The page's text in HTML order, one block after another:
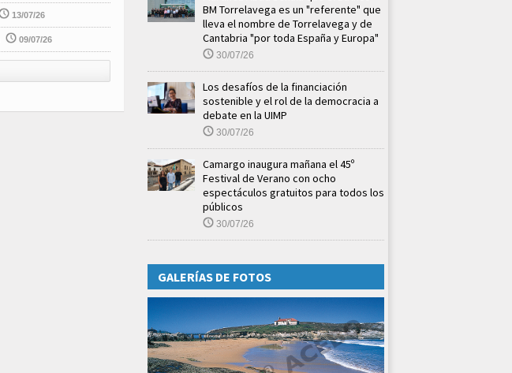
13/07/26
09/07/26
BM Torrelavega es un "referente" que
lleva el nombre de Torrelavega y de
Cantabria "por toda España y Europa"
30/07/26
Los desafíos de la financiación
sostenible y el rol de la democracia a
debate en la UIMP
30/07/26
Camargo inaugura mañana el 45º
Festival de Verano con ocho
espectáculos gratuitos para todos los
públicos
30/07/26
GALERÍAS DE FOTOS